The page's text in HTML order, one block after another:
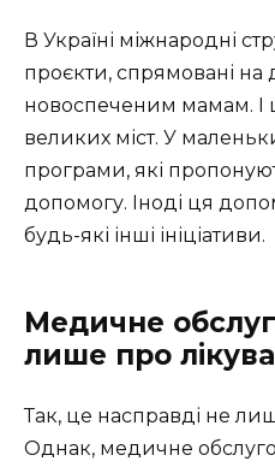
В Україні міжнародні
проєкти, спрямовані на
новоспеченим мамам. І
великих міст. У
програми, які
допомогу. Іноді ця
будь-які інші ініціативи.
Медичне
лише про
Так, це насправді не
Однак, медичне